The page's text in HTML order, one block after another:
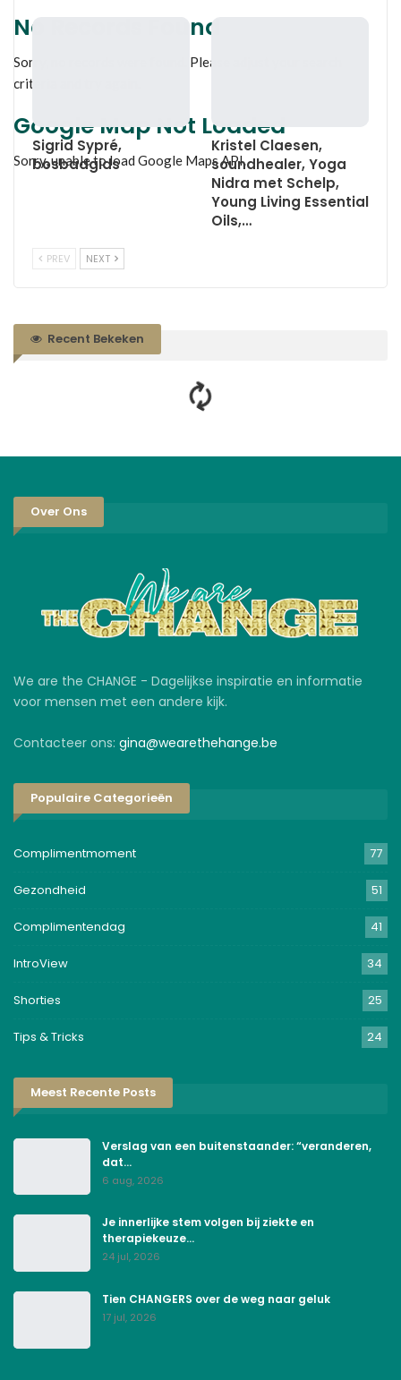
No Records Found
Sorry, no records were found. Please adjust your search
criteria and try again.
Google Map Not Loaded
Sorry, unable to load Google Maps API.
Sigrid Sypré,
bosbadgids
Kristel Claesen,
soundhealer, Yoga
Nidra met Schelp,
Young Living Essential
Oils,…
PREV NEXT
Recent Bekeken
Over Ons
We are the CHANGE - Dagelijkse inspiratie en informatie
voor mensen met een andere kijk.
Contacteer ons: gina@wearethehange.be
Populaire Categorieën
Complimentmoment 77
Gezondheid 51
Complimentendag 41
IntroView 34
Shorties 25
Tips & Tricks 24
Meest Recente Posts
Verslag van een buitenstaander: “veranderen,
dat…
6 aug, 2026
Je innerlijke stem volgen bij ziekte en
therapiekeuze…
24 jul, 2026
Tien CHANGERS over de weg naar geluk
17 jul, 2026